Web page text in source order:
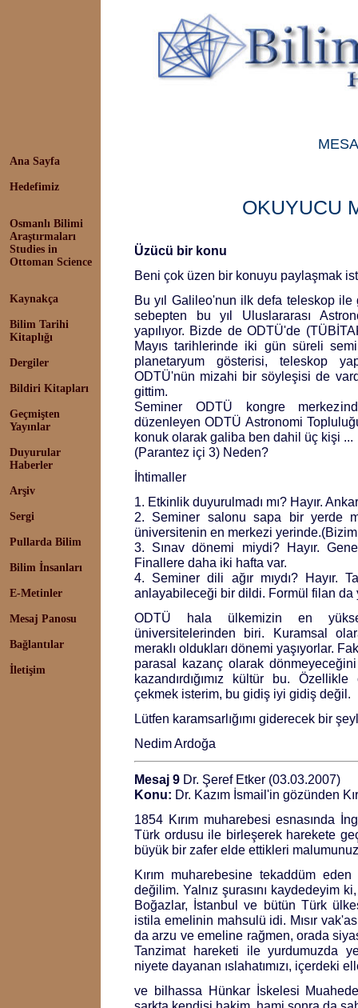
Ana Sayfa
Hedefimiz
Osmanlı Bilimi
Araştırmaları
Studies in
Ottoman Science
Kaynakça
Bilim Tarihi
Kitaplığı
Dergiler
Bildiri Kitapları
Geçmişten
Yayınlar
Duyurular
Haberler
Arşiv
Sergi
Pullarda Bilim
Bilim İnsanları
E-Metinler
Mesaj Panosu
Bağlantılar
İletişim
OKUYUCU
Üzücü bir konu
Beni çok üzen bir konuyu paylaşmak
Bu yıl Galileo'nun ilk defa teleskop ile
sebepten bu yıl Uluslararası
yapılıyor. Bizde de ODTÜ'de
Mayıs tarihlerinde iki gün süreli
planetaryum gösterisi, teleskop
ODTÜ'nün mizahi bir söyleşisi de
gittim.
Seminer ODTÜ kongre
düzenleyen ODTÜ Astronomi
konuk olarak galiba ben dahil üç kişi ...
(Parantez içi 3) Neden?
İhtimaller
1. Etkinlik duyurulmadı mı? Hayır.
2. Seminer salonu sapa bir yerde
üniversitenin en merkezi yerinde.(Bizim
3. Sınav dönemi miydi? Hayır.
Finallere daha iki hafta var.
4. Seminer dili ağır mıydı? Hayır.
anlayabileceği bir dildi. Formül filan da
ODTÜ hala ülkemizin en
üniversitelerinden biri. Kuramsal
meraklı oldukları dönemi yaşıyorlar.
parasal kazanç olarak
kazandırdığımız kültür bu.
çekmek isterim, bu gidiş iyi gidiş değil.
Lütfen karamsarlığımı giderecek bir
Nedim Ardoğa
Mesaj 9 Dr. Şeref Etker (03.03.2007)
Konu: Dr. Kazım İsmail'in gözünden
1854 Kırım muharebesi esnasında
Türk ordusu ile birleşerek harekete
büyük bir zafer elde ettikleri
Kırım muharebesine tekaddüm
değilim. Yalnız şurasını kaydedeyim
Boğazlar, İstanbul ve bütün Türk
istila emelinin mahsulü idi. Mısır
da arzu ve emeline rağmen, orada
Tanzimat hareketi ile yurdumuzda
niyete dayanan ıslahatımızı, içerdeki
ve bilhassa Hünkar İskelesi